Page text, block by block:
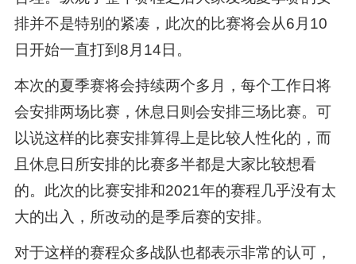
排并不是特别的紧凑，此次的比赛将会从6月10
日开始一直打到8月14日。
本次的夏季赛将会持续两个多月，每个工作日将
会安排两场比赛，休息日则会安排三场比赛。可
以说这样的比赛安排算得上是比较人性化的，而
且休息日所安排的比赛多半都是大家比较想看
的。此次的比赛安排和2021年的赛程几乎没有太
大的出入，所改动的是季后赛的安排。
对于这样的赛程众多战队也都表示非常的认可，